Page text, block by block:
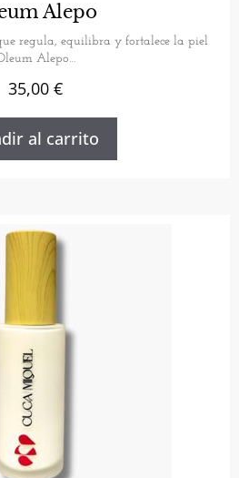
Alepo
regula, equilibra y fortalece la piel
Alepo…
35,00 €
al carrito